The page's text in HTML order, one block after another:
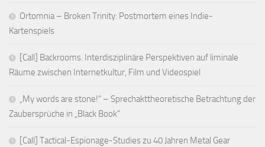
Ortomnia – Broken Trinity: Postmortem eines Indie-
Kartenspiels
[Call] Backrooms. Interdisziplinäre Perspektiven auf liminale
Räume zwischen Internetkultur, Film und Videospiel
„My words are stone!“ – Sprechakttheoretische Betrachtung der
Zaubersprüche in „Black Book“
[Call] Tactical-Espionage-Studies zu 40 Jahren Metal Gear